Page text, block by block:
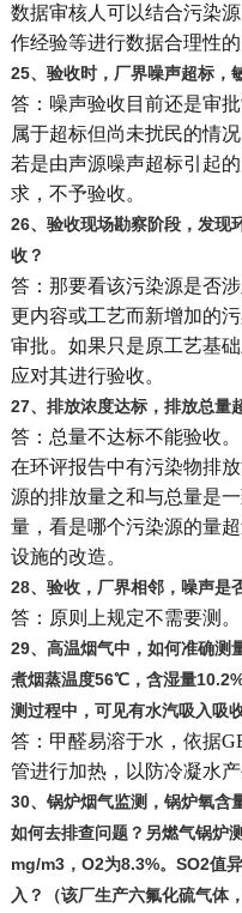
数据审核人可以结合污染
作经验等进行数据合理性的
25、验收时，厂界噪声超标，
答：噪声验收目前还是审
属于超标但尚未扰民的情
若是由声源噪声超标引起
求，不予验收。
26、验收现场勘察阶段，发现
收？
答：那要看该污染源是否
更内容或工艺而新增加的
审批。如果只是原工艺基
应对其进行验收。
27、排放浓度达标，排放总量
答：总量不达标不能验收。
在环评报告中有污染物排
源的排放量之和与总量是
量，看是哪个污染源的量
设施的改造。
28、验收，厂界相邻，噪声是
答：原则上规定不需要测。
29、高温烟气中，如何准确测
煮烟蒸温度56℃，含湿量
测过程中，可见有水汽吸入吸收
答：甲醛易溶于水，依据
管进行加热，以防冷凝水产
30、锅炉烟气监测，锅炉氧含
如何去排查问题？另燃气锅炉
mg/m3，O2为8.3%。SO2值
入？（该厂生产六氟化硫气体